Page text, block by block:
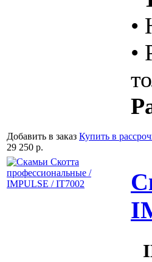
•
•
Добавить в заказ Купить в
29 250 р.